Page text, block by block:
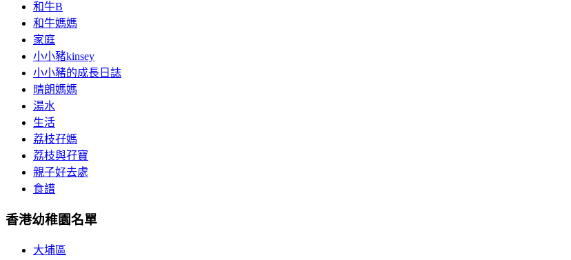
和牛B
和牛媽媽
家庭
小小豬kinsey
小小豬的成長日誌
晴朗媽媽
湯水
生活
荔枝孖媽
荔枝與孖寶
親子好去處
食譜
香港幼稚園名單
大埔區